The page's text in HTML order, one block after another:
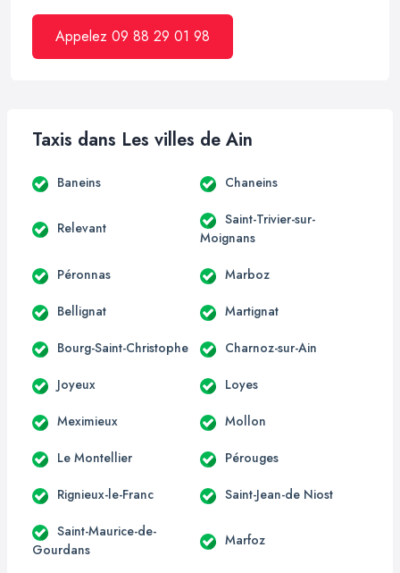
Appelez 09 88 29 01 98
Taxis dans Les villes de Ain
Baneins Chaneins
Relevant
Saint-Trivier-sur-
Moignans
Péronnas Marboz
Bellignat Martignat
Bourg-Saint-Christophe Charnoz-sur-Ain
Joyeux Loyes
Meximieux Mollon
Le Montellier Pérouges
Rignieux-le-Franc Saint-Jean-de Niost
Saint-Maurice-de-
Gourdans
Marfoz